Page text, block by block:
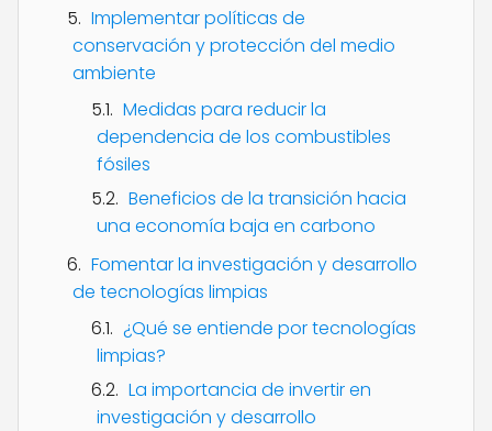
Implementar políticas de
conservación y protección del medio
ambiente
Medidas para reducir la
dependencia de los combustibles
fósiles
Beneficios de la transición hacia
una economía baja en carbono
Fomentar la investigación y desarrollo
de tecnologías limpias
¿Qué se entiende por tecnologías
limpias?
La importancia de invertir en
investigación y desarrollo